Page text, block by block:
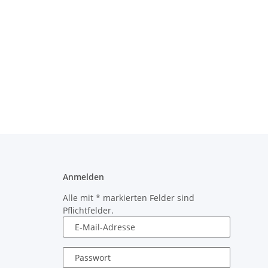
Anmelden
Alle mit * markierten Felder sind
Pflichtfelder.
E-Mail-Adresse
Passwort